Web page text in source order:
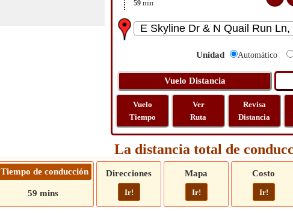
59 min
Unidad Automático
Vuelo
Tiempo
Ver
Ruta
Revisa
Distancia
La distancia total de
Tiempo de conducción
59 mins
Direcciones
Ir!
Mapa
Ir!
Costo
Ir!